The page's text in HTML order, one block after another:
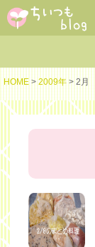
HOME > 2009年 > 2月